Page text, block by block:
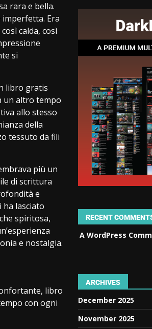
rara e bella.
Era
calda, così
si
libro gratis
un altro tempo
allo stesso
della
tessuto da fili
più un
di scrittura
e
ha lasciato
spiritosa,
e nostalgia.
libro
con ogni
RECENT
A WordPress
ARCHIVES
December 2025
November 2025